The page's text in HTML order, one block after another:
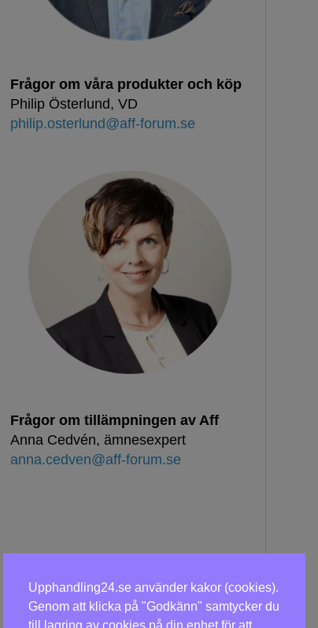
Frågor om våra produkter och köp
Philip Österlund, VD
philip.osterlund@aff-forum.se
Frågor om tillämpningen av Aff
Anna Cedvén, ämnesexpert
anna.cedven@aff-forum.se
Upphandling24.se använder kakor (cookies).
Genom att klicka på "Godkänn" samtycker du
till lagring av cookies på din enhet för att